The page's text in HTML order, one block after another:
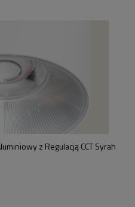
z Regulacją CCT Syrah